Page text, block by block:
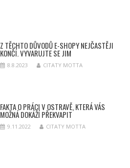
Z TĚCHTO DŮVODŮ E-SHOPY NEJČASTĚJI
KONČÍ. VYVARUJTE SE JIM
8.8.2023 CITATY MOTTA
FAKTA O PRÁCI V OSTRAVĚ, KTERÁ VÁS
MOŽNÁ DOKÁŽÍ PŘEKVAPIT
9.11.2022 CITATY MOTTA